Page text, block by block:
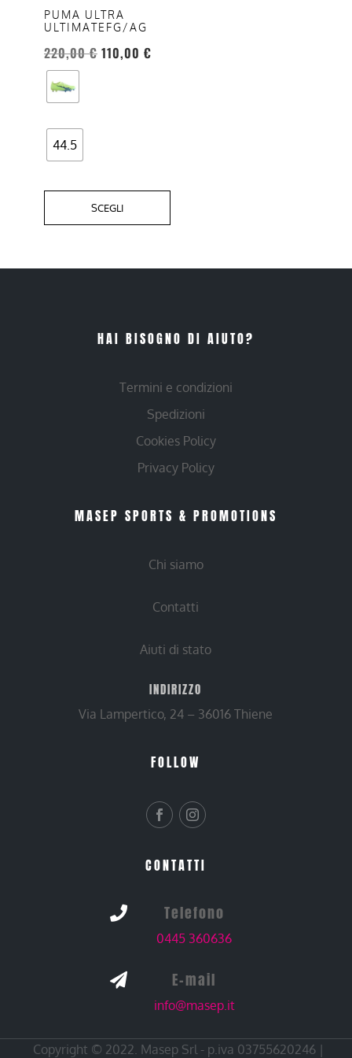
PUMA ULTRA
ULTIMATEFG/AG
220,00€ 110,00 €
44.5
SCEGLI
opzioni
possono
essere
scelte
nella
del
prodotto
HAI BISOGNO DI AIUTO?
Termini e condizioni
Spedizioni
Cookies Policy
Privacy Policy
MASEP SPORTS & PROMOTIONS
Chi siamo
Contatti
Aiuti di stato
INDIRIZZO
Via Lampertico, 24 – 36016 Thiene
FOLLOW
CONTATTI
 Telefono
0445 360636
 E-mail
info@masep.it
Copyright © 2022. Masep Srl - p.iva 03755620246 |